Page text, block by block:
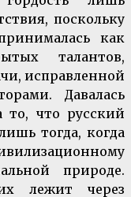
поскольку
как
талантов,
исправленной
Давалась
то, что русский
тогда, когда
природе.
лежит через